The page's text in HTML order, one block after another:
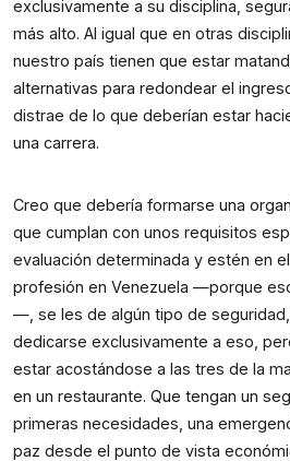
exclusivamente a su disciplina,
más alto. Al igual que en otras
nuestro país tienen que estar
alternativas para redondear el
distrae de lo que deberían estar
una carrera.
Creo que debería formarse una
que cumplan con unos requisitos
evaluación determinada y estén en
profesión en Venezuela —porque
—, se les de algún tipo de
dedicarse exclusivamente a eso,
estar acostándose a las tres de la
en un restaurante. Que tengan un
primeras necesidades, una
paz desde el punto de vista